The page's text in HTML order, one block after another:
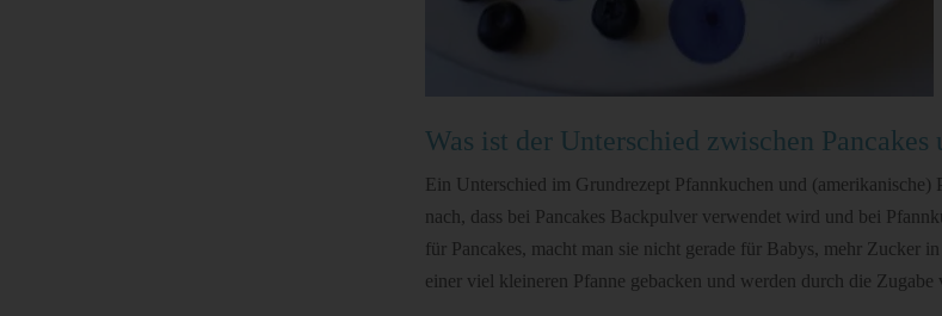
Was ist der Unterschied zwischen Pancakes
Ein Unterschied im Grundrezept Pfannkuchen und (amerikanische)
nach, dass bei Pancakes Backpulver verwendet wird und bei
für Pancakes, macht man sie nicht gerade für Babys, mehr Zucker
einer viel kleineren Pfanne gebacken und werden durch die